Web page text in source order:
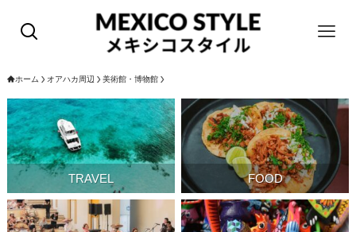
ホーム オアハカ周辺 美術館・博物館
TRAVEL FOOD